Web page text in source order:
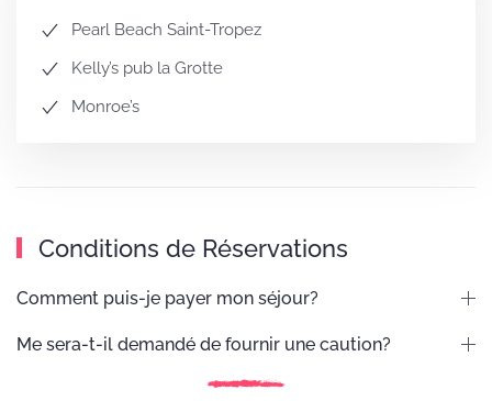
Pearl Beach Saint-Tropez
Kelly’s pub la Grotte
Monroe’s
Conditions de Réservations
Comment puis-je payer mon séjour?
Me sera-t-il demandé de fournir une caution?